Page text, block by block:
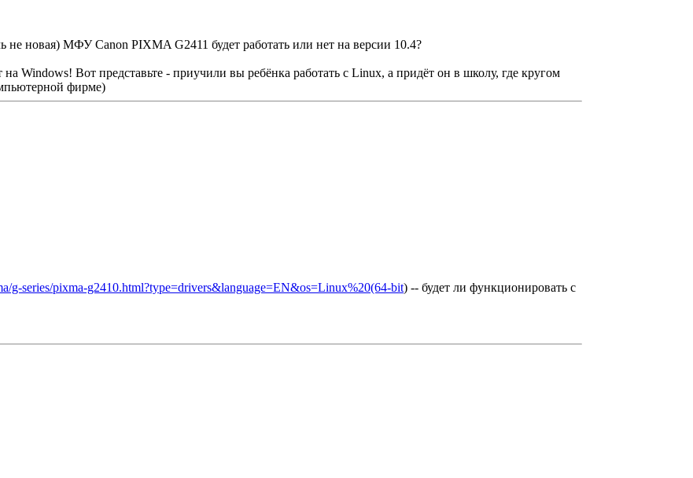
не новая) МФУ Canon PIXMA G2411 будет работать или нет на версии 10.4?
Windows! Вот представьте - приучили вы ребёнка работать с Linux, а придёт он в школу, где кругом
фирме)
g-series/pixma-g2410.html?type=drivers&language=EN&os=Linux%20(64-bit) -- будет ли функционировать с